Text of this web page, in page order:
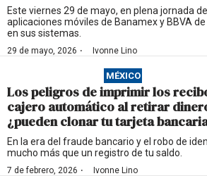
Este viernes 29 de mayo, en plena jornada
aplicaciones móviles de Banamex y BBVA
en sus sistemas.
29 de mayo, 2026 · Ivonne Lino
MÉXICO
Los peligros de imprimir los
cajero automático al retirar
¿pueden clonar tu tarjeta
En la era del fraude bancario y el robo de
mucho más que un registro de tu saldo.
7 de febrero, 2026 · Ivonne Lino